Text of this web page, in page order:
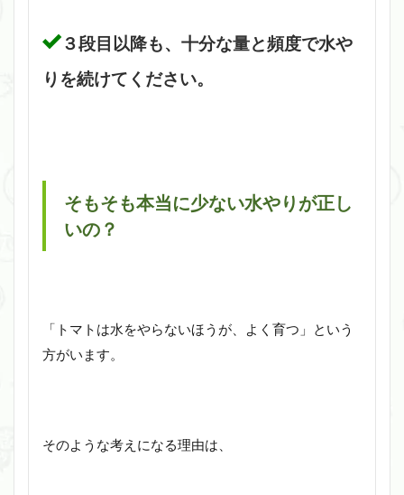
３段目以降も、十分な量と頻度で水や
りを続けてください。
そもそも本当に少ない水やりが正し
いの？
「トマトは水をやらないほうが、よく育つ」という
方がいます。
そのような考えになる理由は、